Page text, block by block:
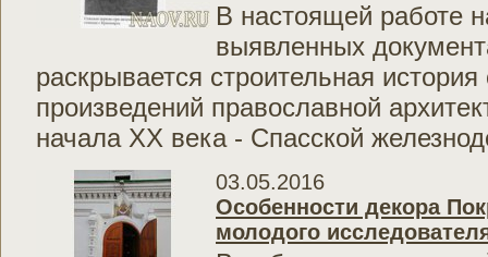
В настоящей работе
выявленных
раскрывается строительная
произведений православной
начала XX века - Спасской
03.05.2016
Особенности декора
молодого